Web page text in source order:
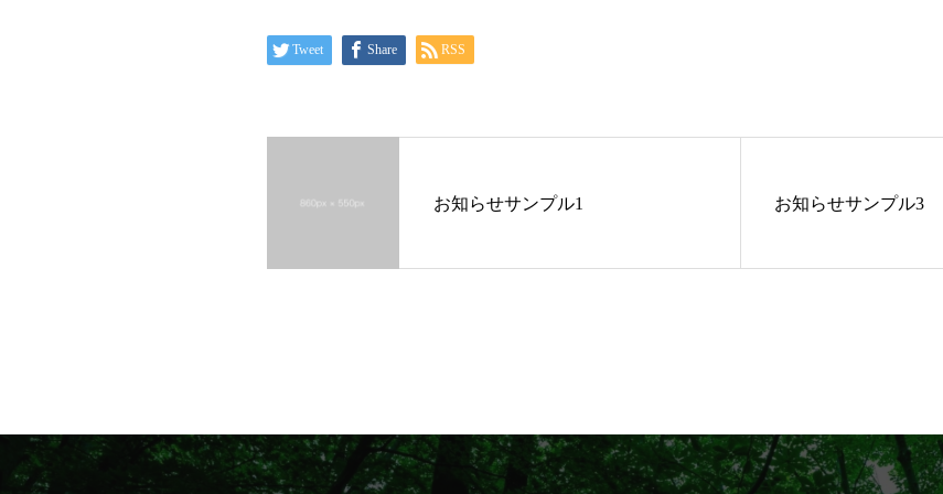
Tweet Share RSS
お知らせサンプル1 お知らせサンプル3